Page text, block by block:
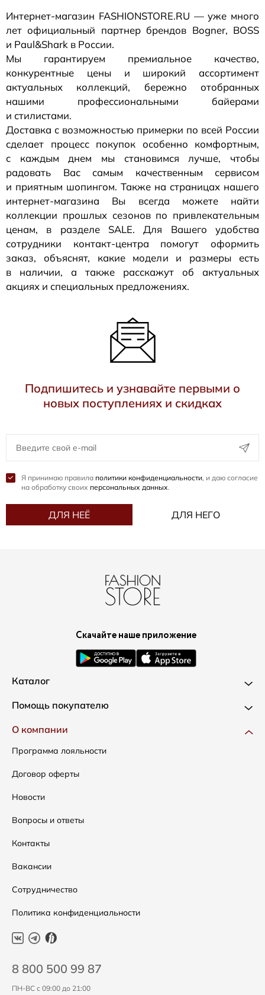
Интернет-магазин FASHIONSTORE.RU — уже много
лет официальный партнер брендов Bogner, BOSS
и Paul&Shark в России.
Мы гарантируем премиальное качество,
конкурентные цены и широкий ассортимент
актуальных коллекций, бережно отобранных
нашими профессиональными байерами
и стилистами.
Доставка с возможностью примерки по всей России
сделает процесс покупок особенно комфортным,
с каждым днем мы становимся лучше, чтобы
радовать Вас самым качественным сервисом
и приятным шопингом. Также на страницах нашего
интернет-магазина Вы всегда можете найти
коллекции прошлых сезонов по привлекательным
ценам, в разделе SALE. Для Вашего удобства
сотрудники контакт-центра помогут оформить
заказ, объяснят, какие модели и размеры есть
в наличии, а также расскажут об актуальных
акциях и специальных предложениях.
Подпишитесь и узнавайте первыми о
новых поступлениях и скидках
Я принимаю правила политики конфиденциальности, и даю согласие
на обработку своих персональных данных.
ДЛЯ НЕЁ ДЛЯ НЕГО
Скачайте наше приложение
Каталог
Новинки
Одежда
Сумки
Аксессуары
Распродажа
Подарочные сертификаты
Помощь покупателю
Доставка и оплата
Как оформить заказ
Условия возвратов
Таблица размеров
Уход за одеждой
О компании
Программа лояльности
Договор оферты
Новости
Вопросы и ответы
Контакты
Вакансии
Сотрудничество
Политика конфиденциальности
8 800 500 99 87
ПН-ВС с 09:00 до 21:00